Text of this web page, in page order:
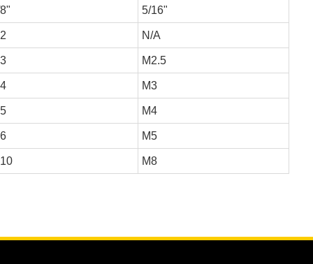
5/16"
N/A
M2.5
M3
M4
M5
M8